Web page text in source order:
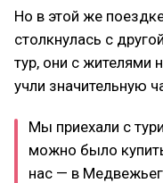
Но в этой же
столкнулась с
тур, они с жителями
учли значительную
Мы приехали с
можно было
нас — в